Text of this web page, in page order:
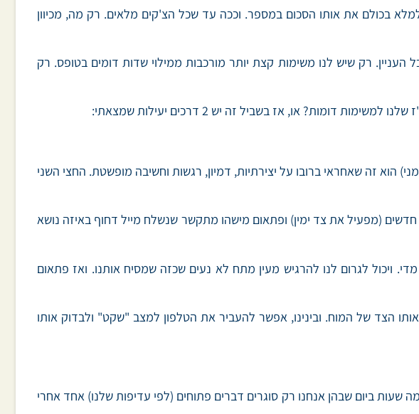
את אותו השם. ואז למלא בכולם את אותו הסכום במספר. וככה עד שכל הצ'קים מלאים. רק מה, מכיוון
העניין. רק שיש לנו משימות קצת יותר מורכבות ממילוי שדות דומים בטופס. רק
או, אז בשביל זה יש 2 דרכים יעילות שמצאתי:
הוא זה שאחראי ברובו על יצירתיות, דמיון, רגשות וחשיבה מופשטת. החצי השני
(מפעיל את צד ימין) ופתאום מישהו מתקשר שנשלח מייל דחוף באיזה נושא
ויכול לגרום לנו להרגיש מעין מתח לא נעים שכזה שמסיח אותנו. ואז פתאום
הצד של המוח. ובינינו, אפשר להעביר את הטלפון למצב "שקט" ולבדוק אותו
ביום שבהן אנחנו רק סוגרים דברים פתוחים (לפי עדיפות שלנו) אחד אחרי